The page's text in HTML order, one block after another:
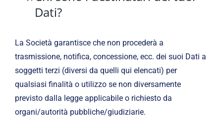
Dati?
La Società garantisce che non procederà a
trasmissione, notifica, concessione, ecc. dei suoi Dati a
soggetti terzi (diversi da quelli qui elencati) per
qualsiasi finalità o utilizzo se non diversamente
previsto dalla legge applicabile o richiesto da
organi/autorità pubbliche/giudiziarie.